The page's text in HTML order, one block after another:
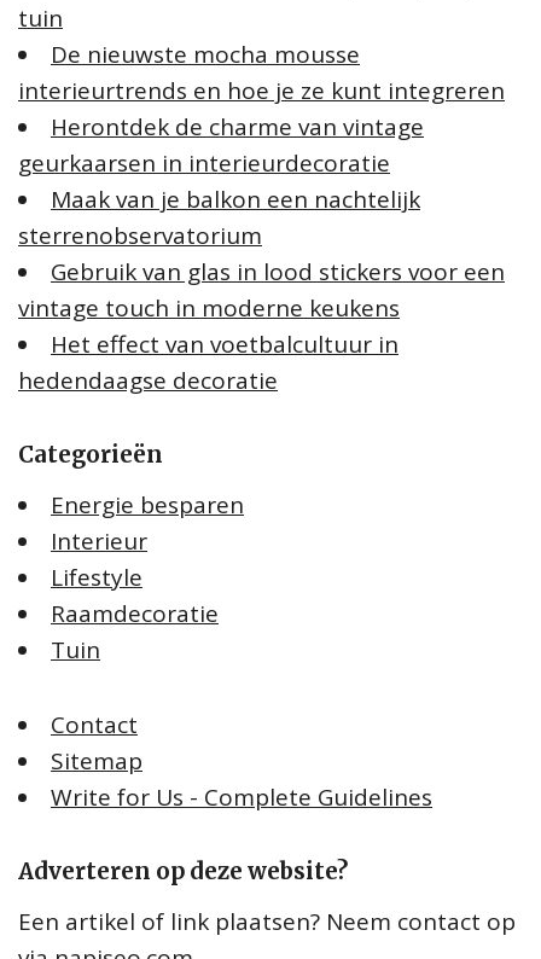
tuin
De nieuwste mocha mousse
interieurtrends en hoe je ze kunt integreren
Herontdek de charme van vintage
geurkaarsen in interieurdecoratie
Maak van je balkon een nachtelijk
sterrenobservatorium
Gebruik van glas in lood stickers voor een
vintage touch in moderne keukens
Het effect van voetbalcultuur in
hedendaagse decoratie
Categorieën
Energie besparen
Interieur
Lifestyle
Raamdecoratie
Tuin
Contact
Sitemap
Write for Us - Complete Guidelines
Adverteren op deze website?
Een artikel of link plaatsen? Neem contact op